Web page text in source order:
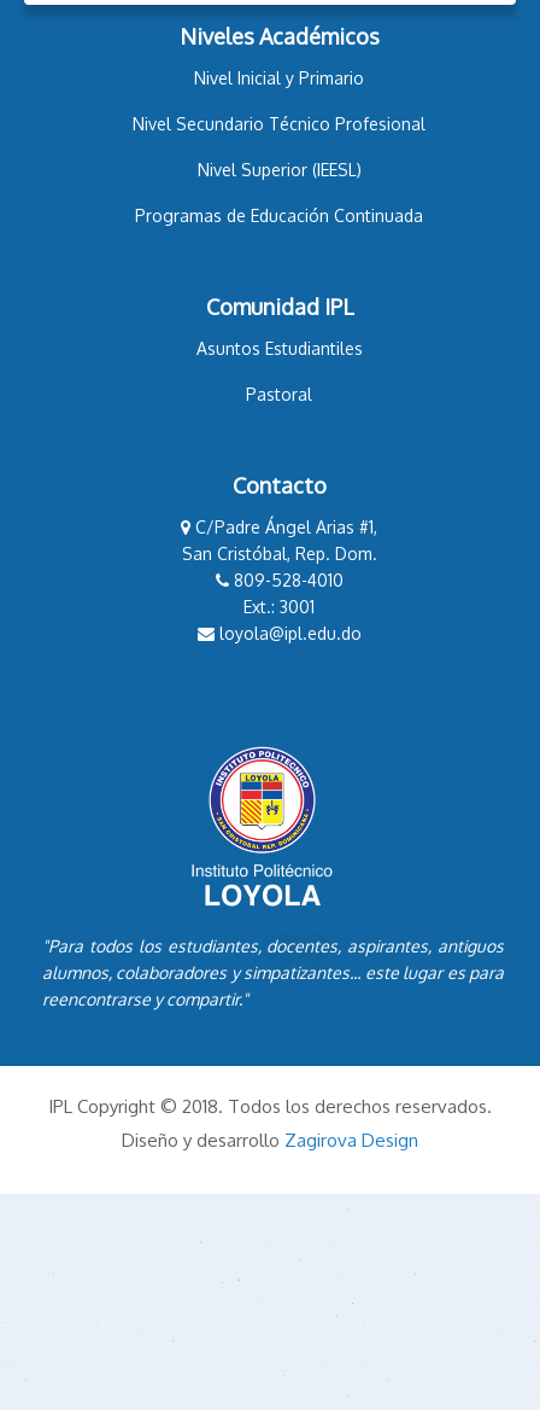
Niveles Académicos
Nivel Inicial y Primario
Nivel Secundario Técnico Profesional
Nivel Superior (IEESL)
Programas de Educación Continuada
Comunidad IPL
Asuntos Estudiantiles
Pastoral
Contacto
C/Padre Ángel Arias #1,
San Cristóbal, Rep. Dom.
809-528-4010
Ext.: 3001
loyola@ipl.edu.do
"Para todos los estudiantes, docentes, aspirantes, antiguos
alumnos, colaboradores y simpatizantes... este lugar es para
reencontrarse y compartir."
IPL Copyright © 2018. Todos los derechos reservados.
Diseño y desarrollo Zagirova Design